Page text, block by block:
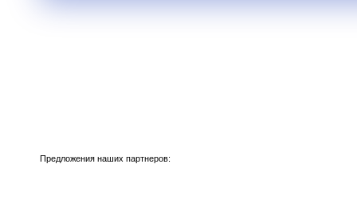
Предложения наших партнеров: